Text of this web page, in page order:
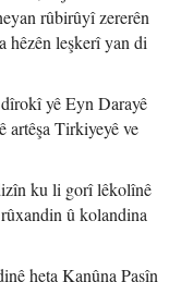
rûbirûyî zererên
hêzên leşkerî yan di
yê Eyn Darayê
artêşa Tirkiyeyê ve
ku li gorî lêkolînê
û kolandina
heta Kanûna Paşîn